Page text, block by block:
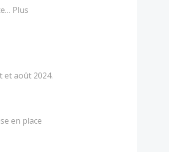
Plus
et août 2024.
en place